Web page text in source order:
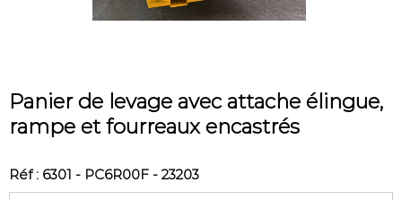
Panier de levage avec attache élingue,
rampe et fourreaux encastrés
Réf : 6301 - PC6R00F - 23203